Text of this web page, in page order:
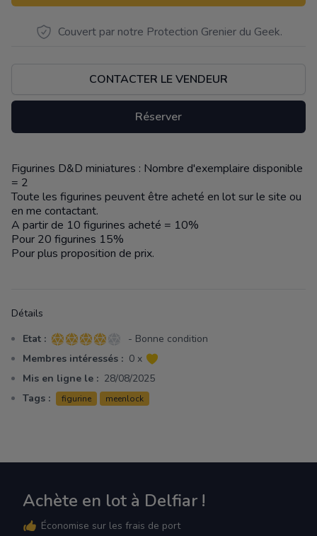
Couvert par notre Protection Grenier du Geek.
CONTACTER LE VENDEUR
Réserver
Description
Figurines D&D miniatures : Nombre d'exemplaire disponible
= 2
Toute les figurines peuvent être acheté en lot sur le site ou
en me contactant.
A partir de 10 figurines acheté = 10%
Pour 20 figurines 15%
Pour plus proposition de prix.
Détails
Etat : 4 sur 5 étoiles
- Bonne condition
Membres intéressés : 0 x
Mis en ligne le : 28/08/2025
Tags :
figurine meenlock
Achète en lot à Delfiar !
Économise sur les frais de port